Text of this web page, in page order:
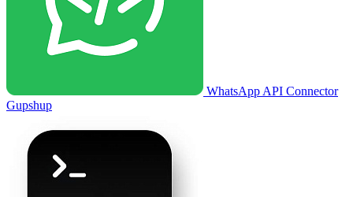
WhatsApp API Connector
Gupshup